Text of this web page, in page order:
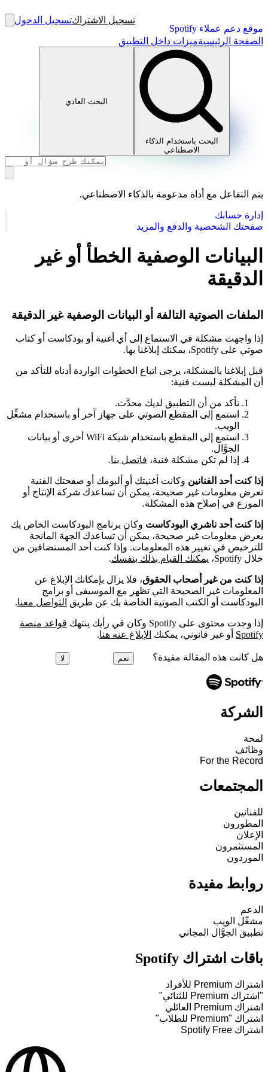
موقع دعم عملاء Spotify
تسجيل الاشتراكتسجيل الدخول
الصفحة الرئيسيةميزات داخل التطبيق
البحث باستخدام الذكاء
الاصطناعي
البحث العادي
يتم التفاعل مع أداة مدعومة بالذكاء الاصطناعي.
إدارة حسابك
صفحتك الشخصية والدفع والمزيد
البيانات الوصفية الخطأ أو غير
الدقيقة
الملفات الصوتية التالفة أو البيانات الوصفية غير الدقيقة
إذا واجهت مشكلة في الاستماع إلى أي أغنية أو بودكاست أو كتاب
صوتي على Spotify، يمكنك إبلاغنا بها.
قبل إبلاغنا بالمشكلة، يرجى اتباع الخطوات الواردة أدناه للتأكد من
أن المشكلة ليست فنية:
تأكد من أن التطبيق لديك محدَّث.
استمع إلى المقطع الصوتي على جهاز آخر أو باستخدام مشغِّل
الويب.
استمع إلى المقطع باستخدام شبكة WiFi أخرى أو بيانات
الجوَّال.
إذا لم تكن مشكلة فنية، فاتصل بنا.
إذا كنت أحد الفنانين وكانت أغنيتك أو ألبومك أو صفحتك الفنية
تعرض معلومات غير صحيحة، يمكن أن تساعدك شركة الإنتاج أو
الموزع في إصلاح هذه المشكلة.
إذا كنت أحد ناشري البودكاست وكان برنامج البودكاست الخاص بك
يعرض معلومات غير صحيحة، يمكن أن تساعدك الجهة المانحة
للترخيص في تغيير هذه المعلومات. وإذا كنت أحد المستضافين من
خلال Spotify،
يمكنك القيام بذلك بنفسك.
إذا كنت من غير أصحاب الحقوق، فلا يزال بإمكانك الإبلاغ عن
المعلومات غير الصحيحة التي تظهر مع الموسيقى أو برامج
البودكاست أو الكتب الصوتية الخاصة بك عن طريق التواصل معنا.
إذا وجدت محتوى على Spotify وكان في رأيك ينتهك
قواعد منصة
Spotify أو غير قانوني، يمكنك الإبلاغ عنه هنا.
هل كانت هذه المقالة مفيدة؟ نعم لا
الشركة
لمحة
وظائف
For the Record
المجتمعات
للفنانين
المطورون
الإعلان
المستثمرون
الموردون
روابط مفيدة
الدعم
مشغّل الويب
تطبيق الجوَّال المجاني
باقات اشتراك Spotify
اشتراك Premium للأفراد
"اشتراك Premium للثنائي"
اشتراك Premium العائلي
اشتراك "Premium للطلاب"
اشتراك Spotify Free